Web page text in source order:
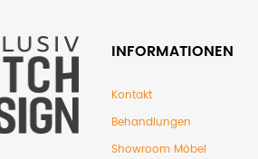
INFORMATIONEN
Kontakt
Behandlungen
Showroom Möbel